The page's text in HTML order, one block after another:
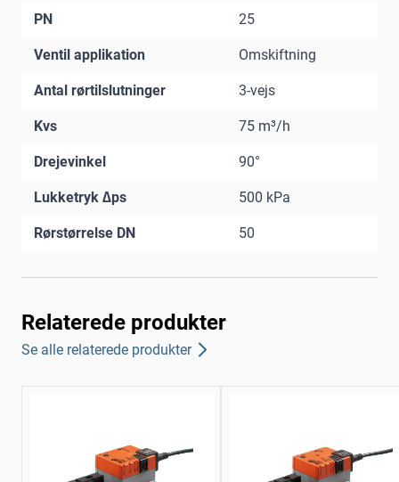
PN 25
Ventil applikation Omskiftning
Antal rørtilslutninger 3-vejs
Kvs 75 m³/h
Drejevinkel 90°
Lukketryk ∆ps 500 kPa
Rørstørrelse DN 50
Relaterede produkter
Se alle relaterede produkter